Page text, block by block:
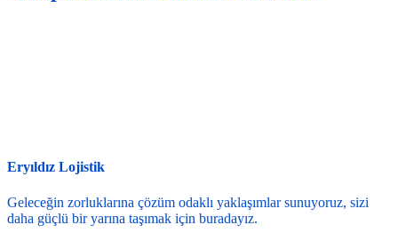
Eryıldız Lojistik
Geleceğin zorluklarına çözüm odaklı yaklaşımlar sunuyoruz, sizi
daha güçlü bir yarına taşımak için buradayız.